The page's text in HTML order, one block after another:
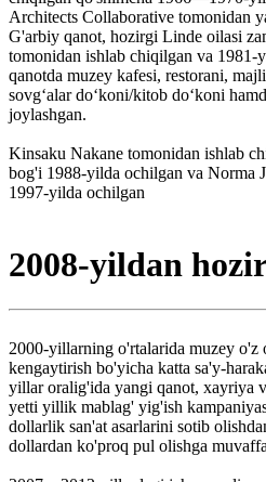
Architects Collaborative tomonidan
G'arbiy qanot, hozirgi Linde oilasi
tomonidan ishlab chiqilgan va 1981-
qanotda muzey kafesi, restorani,
sovgʻalar doʻkoni/kitob doʻkoni
joylashgan.
Kinsaku Nakane tomonidan ishlab
bog'i 1988-yilda ochilgan va Norma
1997-yilda ochilgan
2008-yildan
2000-yillarning o'rtalarida muzey o'z
kengaytirish bo'yicha katta sa'y-
yillar oralig'ida yangi qanot, xayriya
yetti yillik mablag' yig'ish
dollarlik san'at asarlarini sotib
dollardan ko'proq pul olishga